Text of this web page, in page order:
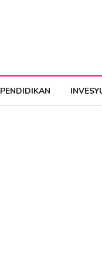
PENDIDIKAN